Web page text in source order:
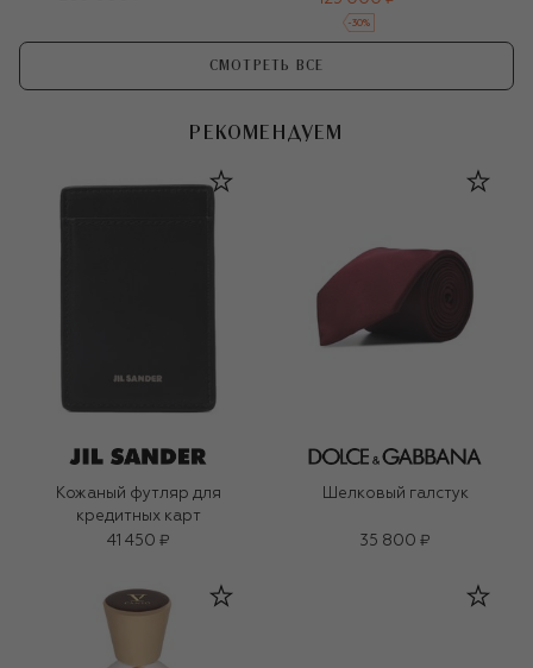
-30%
СМОТРЕТЬ ВСЕ
РЕКОМЕНДУЕМ
Кожаный футляр для
кредитных карт
41 450 ₽
Шелковый галстук
35 800 ₽